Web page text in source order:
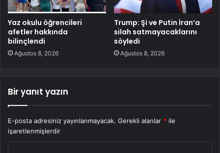
Yaz okulu öğrencileri
afetler hakkında
bilinçlendi
Ağustos 8, 2026
Trump: Şi ve Putin İran’a
silah satmayacaklarını
söyledi
Ağustos 8, 2026
Bir yanıt yazın
E-posta adresiniz yayınlanmayacak. Gerekli alanlar * ile
işaretlenmişlerdir